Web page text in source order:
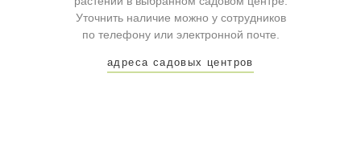
Уточнить наличие можно у сотрудников
по телефону или электронной почте.
адреса садовых центров